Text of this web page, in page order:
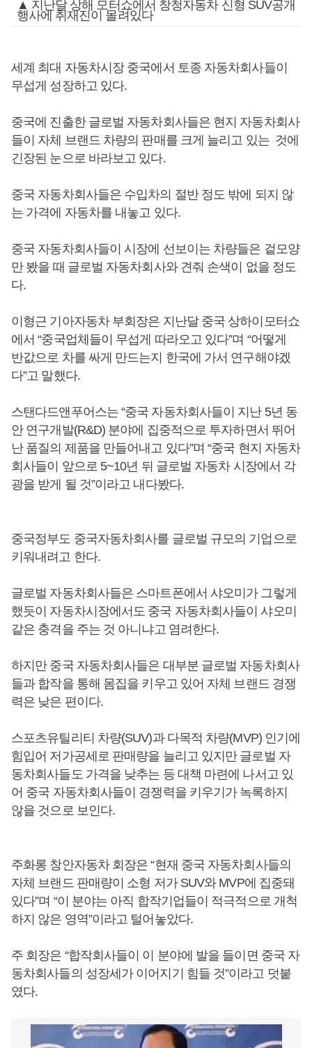
▲ 지난달 상해 모터쇼에서 창청자동차 신형 SUV공개
행사에 취재진이 몰려있다
세계 최대 자동차시장 중국에서 토종 자동차회사들이
무섭게 성장하고 있다.
중국에 진출한 글로벌 자동차회사들은 현지 자동차회사
들이 자체 브랜드 차량의 판매를 크게 늘리고 있는 것에
긴장된 눈으로 바라보고 있다.
중국 자동차회사들은 수입차의 절반 정도 밖에 되지 않
는 가격에 자동차를 내놓고 있다.
중국 자동차회사들이 시장에 선보이는 차량들은 겉모양
만 봤을 때 글로벌 자동차회사와 견줘 손색이 없을 정도
다.
이형근 기아자동차 부회장은 지난달 중국 상하이모터쇼
에서 “중국업체들이 무섭게 따라오고 있다”며 “어떻게
반값으로 차를 싸게 만드는지 한국에 가서 연구해야겠
다”고 말했다.
스탠다드앤푸어스는 “중국 자동차회사들이 지난 5년 동
안 연구개발(R&D) 분야에 집중적으로 투자하면서 뛰어
난 품질의 제품을 만들어내고 있다”며 “중국 현지 자동차
회사들이 앞으로 5~10년 뒤 글로벌 자동차 시장에서 각
광을 받게 될 것”이라고 내다봤다.
중국정부도 중국자동차회사를 글로벌 규모의 기업으로
키워내려고 한다.
글로벌 자동차회사들은 스마트폰에서 샤오미가 그렇게
했듯이 자동차시장에서도 중국 자동차회사들이 샤오미
같은 충격을 주는 것 아니냐고 염려한다.
하지만 중국 자동차회사들은 대부분 글로벌 자동차회사
들과 합작을 통해 몸집을 키우고 있어 자체 브랜드 경쟁
력은 낮은 편이다.
스포츠유틸리티 차량(SUV)과 다목적 차량(MVP) 인기에
힘입어 저가공세로 판매량을 늘리고 있지만 글로벌 자
동차회사들도 가격을 낮추는 등 대책 마련에 나서고 있
어 중국 자동차회사들이 경쟁력을 키우기가 녹록하지
않을 것으로 보인다.
주화롱 창안자동차 회장은 “현재 중국 자동차회사들의
자체 브랜드 판매량이 소형 저가 SUV와 MVP에 집중돼
있다”며 “이 분야는 아직 합작기업들이 적극적으로 개척
하지 않은 영역”이라고 털어놓았다.
주 회장은 “합작회사들이 이 분야에 발을 들이면 중국 자
동차회사들의 성장세가 이어지기 힘들 것”이라고 덧붙
였다.